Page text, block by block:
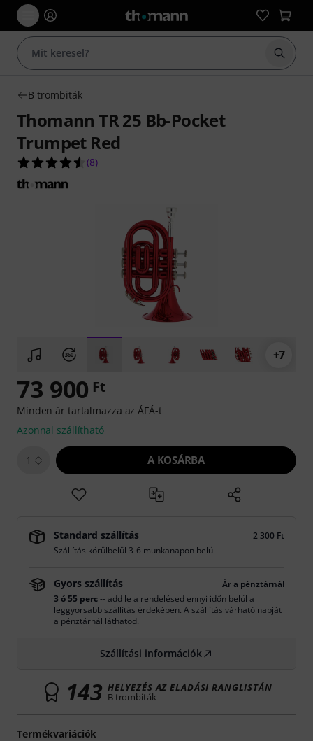
B trombiták
Thomann TR 25 Bb-Pocket
Trumpet Red
4.5/5 csillag, összesen 8 értékelés alapján
(8)
+7
Termékvariációk
73 900 Ft
Minden ár tartalmazza az ÁFÁ-t
Azonnal szállítható
1 A KOSÁRBA
Standard szállítás
2 300 Ft
Szállítás körülbelül 3-6 munkanapon belül
Gyors szállítás
Ár a pénztárnál
3 ó 55 perc-- add le a rendelésed ennyi időn belül a
leggyorsabb szállítás érdekében. A szállítás várható napját
a pénztárnál láthatod.
Szállítási információk
143 HELYEZÉS AZ ELADÁSI RANGLISTÁN
B trombiták